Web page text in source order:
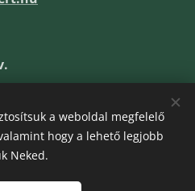
a weboldal megfelelő
hogy a lehető legjobb
Neked.